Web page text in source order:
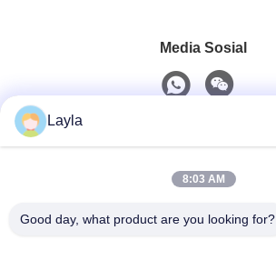
Media Sosial
0086-18688885859
Layla
8:03 AM
Good day, what product are you looking for?